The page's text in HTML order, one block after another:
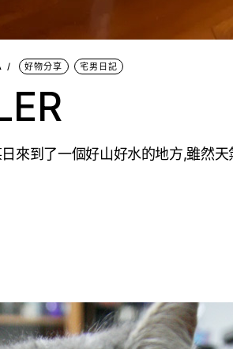
好物分享 宅男日記
來到了一個好山好水的地方,雖然